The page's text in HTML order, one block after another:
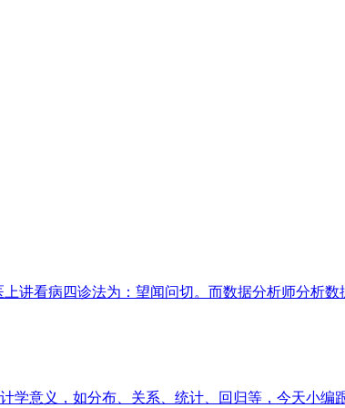
讲看病四诊法为：望闻问切。而数据分析师分析
学意义，如分布、关系、统计、回归等，今天小编